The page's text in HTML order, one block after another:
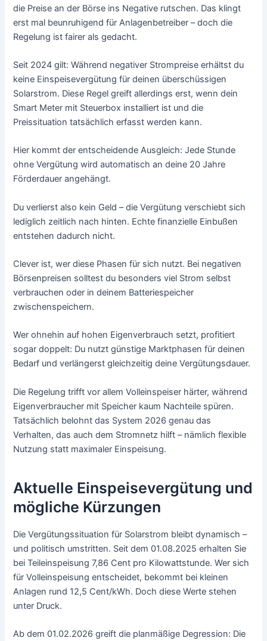
die Preise an der Börse ins Negative rutschen. Das klingt
erst mal beunruhigend für Anlagenbetreiber – doch die
Regelung ist fairer als gedacht.
Seit 2024 gilt: Während negativer Strompreise erhältst du
keine Einspeisevergütung für deinen überschüssigen
Solarstrom. Diese Regel greift allerdings erst, wenn dein
Smart Meter mit Steuerbox installiert ist und die
Preissituation tatsächlich erfasst werden kann.
Hier kommt der entscheidende Ausgleich: Jede Stunde
ohne Vergütung wird automatisch an deine 20 Jahre
Förderdauer angehängt.
Du verlierst also kein Geld – die Vergütung verschiebt sich
lediglich zeitlich nach hinten. Echte finanzielle Einbußen
entstehen dadurch nicht.
Clever ist, wer diese Phasen für sich nutzt. Bei negativen
Börsenpreisen solltest du besonders viel Strom selbst
verbrauchen oder in deinem Batteriespeicher
zwischenspeichern.
Wer ohnehin auf hohen Eigenverbrauch setzt, profitiert
sogar doppelt: Du nutzt günstige Marktphasen für deinen
Bedarf und verlängerst gleichzeitig deine Vergütungsdauer.
Die Regelung trifft vor allem Volleinspeiser härter, während
Eigenverbraucher mit Speicher kaum Nachteile spüren.
Tatsächlich belohnt das System 2026 genau das
Verhalten, das auch dem Stromnetz hilft – nämlich flexible
Nutzung statt maximaler Einspeisung.
Aktuelle Einspeisevergütung und
mögliche Kürzungen
Die Vergütungssituation für Solarstrom bleibt dynamisch –
und politisch umstritten. Seit dem 01.08.2025 erhalten Sie
bei Teileinspeisung 7,86 Cent pro Kilowattstunde. Wer sich
für Volleinspeisung entscheidet, bekommt bei kleinen
Anlagen rund 12,5 Cent/kWh. Doch diese Werte stehen
unter Druck.
Ab dem 01.02.2026 greift die planmäßige Degression: Die